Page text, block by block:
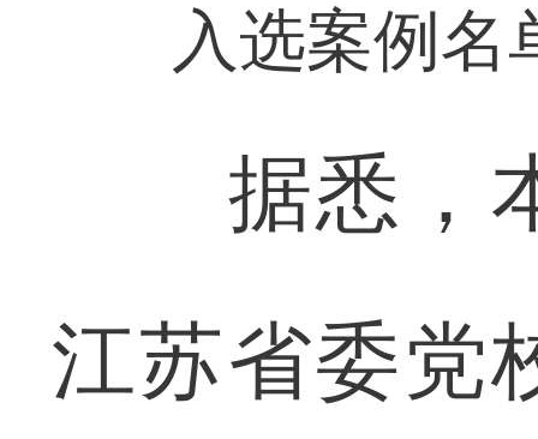
入选案例
据悉，本
江苏省委党